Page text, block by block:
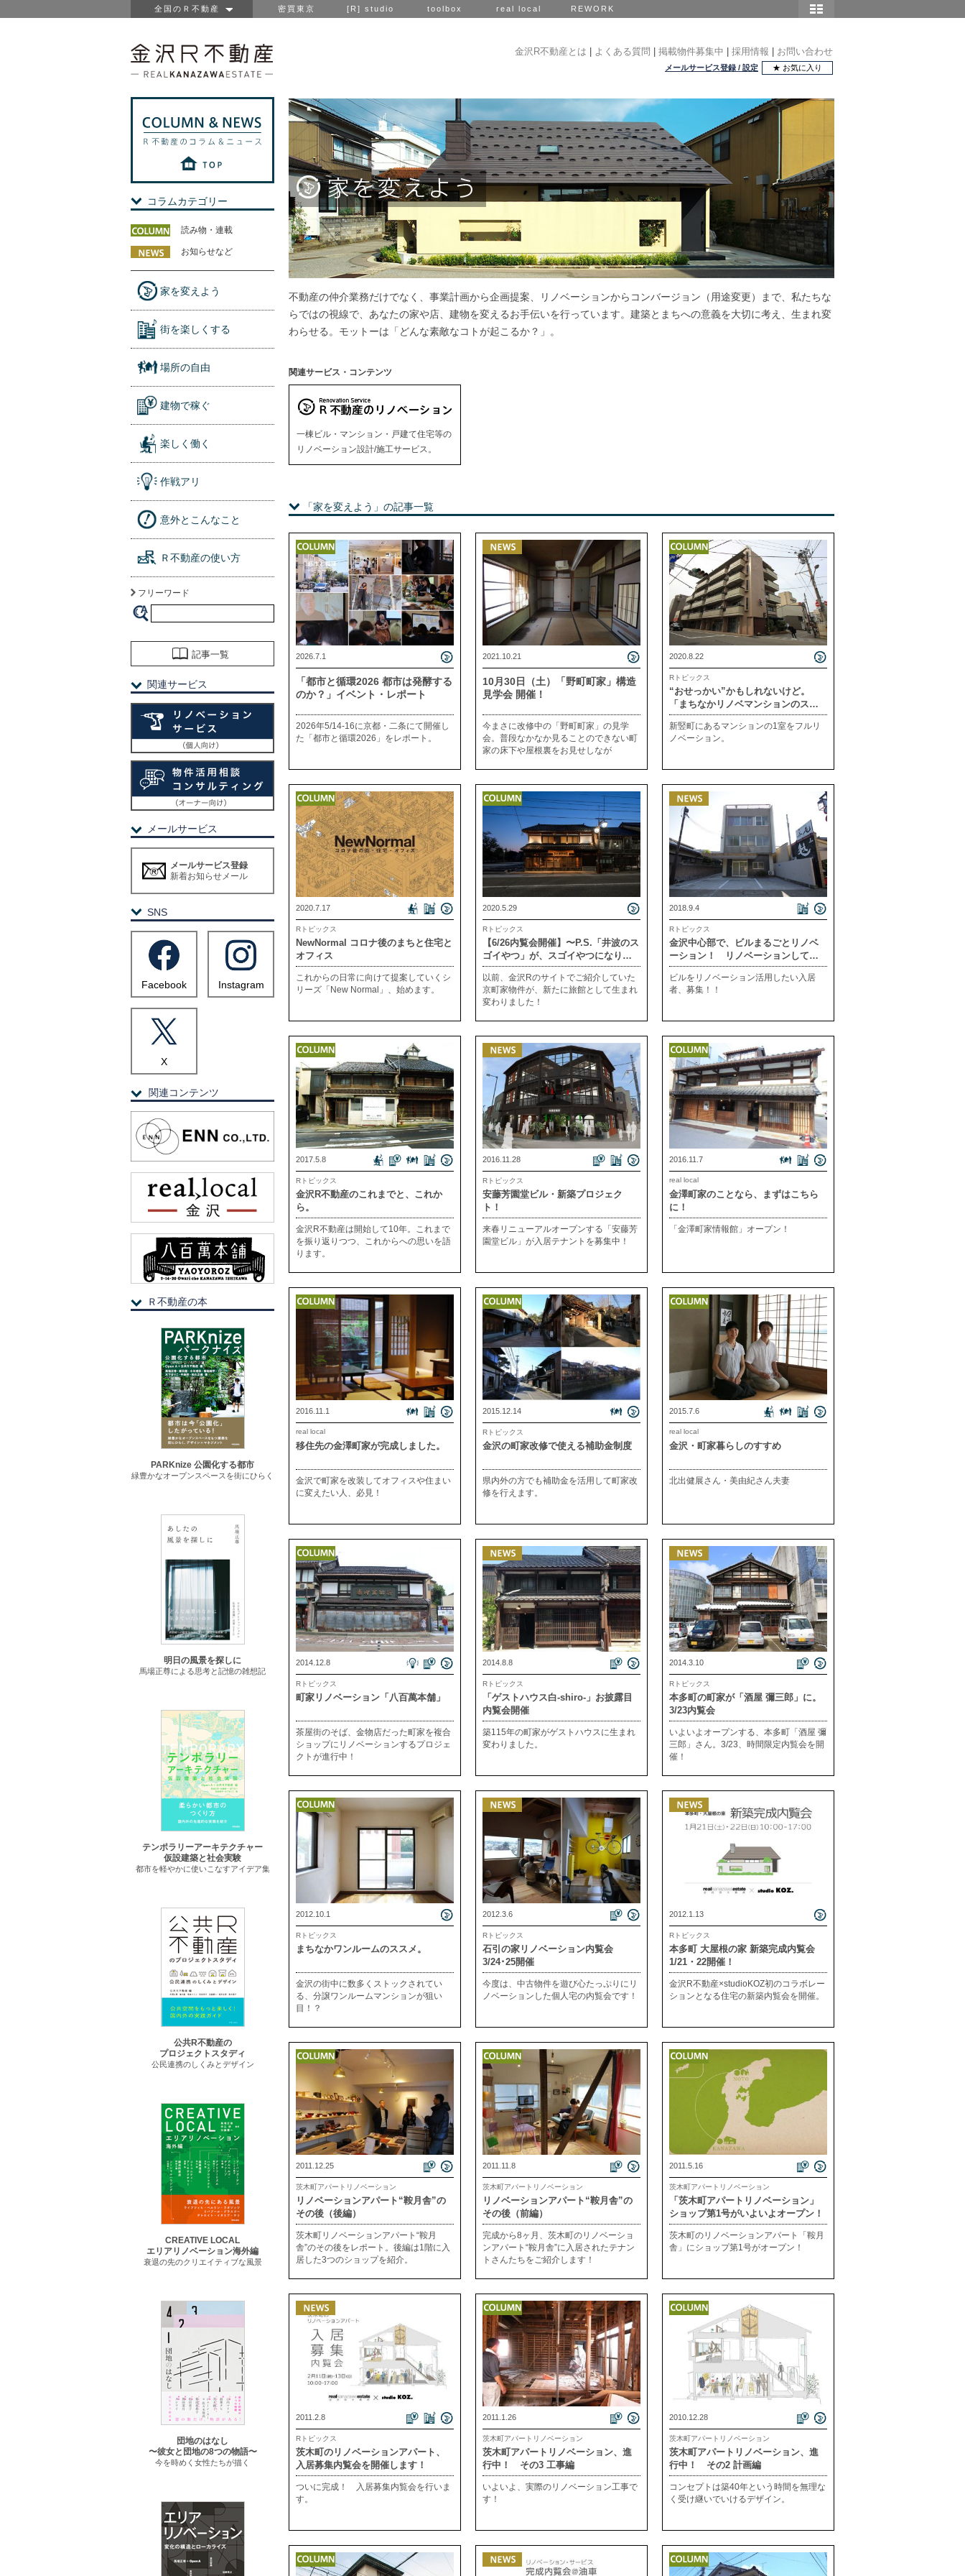
全国のＲ不動産 密買東京 [R] studio toolbox real local REWORK
金沢R不動産とは よくある質問 掲載物件募集中 採用情報 お問い合わせ
メールサービス登録 / 設定 ★ お気に入り
不動産の仲介業務だけでなく、事業計画から企画提案、リノベーションからコンバージョン（用途変更）まで、私たちな
らではの視線で、あなたの家や店、建物を変えるお手伝いを行っています。建築とまちへの意義を大切に考え、生まれ変
わらせる。モットーは「どんな素敵なコトが起こるか？」。
関連サービス・コンテンツ
一棟ビル・マンション・戸建て住宅等の
リノベーション設計/施工サービス。
「家を変えよう」の記事一覧
2026.7.1
「都市と循環2026 都市は発酵する
のか？」イベント・レポート
2026年5/14-16に京都・二条にて開催し
た「都市と循環2026」をレポート。
2021.10.21
10月30日（土）「野町町家」構造
見学会 開催！
今まさに改修中の「野町町家」の見学
会。普段なかなか見ることのできない町
家の床下や屋根裏をお見せしなが
2020.8.22
Rトピックス
“おせっかい”かもしれないけど。
「まちなかリノベマンションのスス
メ」
新竪町にあるマンションの1室をフルリ
ノベーション。
2020.7.17
Rトピックス
NewNormal コロナ後のまちと住宅と
オフィス
これからの日常に向けて提案していくシ
リーズ「New Normal」、始めます。
2020.5.29
Rトピックス
【6/26内覧会開催】〜P.S.「井波のス
ゴイやつ」が、スゴイやつになりま
した〜
以前、金沢Rのサイトでご紹介していた
京町家物件が、新たに旅館として生まれ
変わりました！
2018.9.4
Rトピックス
金沢中心部で、ビルまるごとリノベ
ーション！ リノベーションして借
りたい方を募集！
ビルをリノベーション活用したい入居
者、募集！！
2017.5.8
Rトピックス
金沢R不動産のこれまでと、これか
ら。
金沢R不動産は開始して10年。これまで
を振り返りつつ、これからへの思いを語
ります。
2016.11.28
Rトピックス
安藤芳園堂ビル・新築プロジェク
ト！
来春リニューアルオープンする「安藤芳
園堂ビル」が入居テナントを募集中！
2016.11.7
real local
金澤町家のことなら、まずはこちら
に！
「金澤町家情報館」オープン！
2016.11.1
real local
移住先の金澤町家が完成しました。
金沢で町家を改装してオフィスや住まい
に変えたい人、必見！
2015.12.14
Rトピックス
金沢の町家改修で使える補助金制度
県内外の方でも補助金を活用して町家改
修を行えます。
2015.7.6
real local
金沢・町家暮らしのすすめ
北出健展さん・美由紀さん夫妻
2014.12.8
Rトピックス
町家リノベーション「八百萬本舗」
茶屋街のそば、金物店だった町家を複合
ショップにリノベーションするプロジェ
クトが進行中！
2014.8.8
Rトピックス
「ゲストハウス白-shiro-」お披露目
内覧会開催
築115年の町家がゲストハウスに生まれ
変わりました。
2014.3.10
Rトピックス
本多町の町家が「酒屋 彌三郎」に。
3/23内覧会
いよいよオープンする、本多町「酒屋 彌
三郎」さん。3/23、時間限定内覧会を開
催！
2012.10.1
Rトピックス
まちなかワンルームのススメ。
金沢の街中に数多くストックされてい
る、分譲ワンルームマンションが狙い
目！？
2012.3.6
Rトピックス
石引の家リノベーション内覧会
3/24･25開催
今度は、中古物件を遊び心たっぷりにリ
ノベーションした個人宅の内覧会です！
2012.1.13
Rトピックス
本多町 大屋根の家 新築完成内覧会
1/21・22開催！
金沢R不動産×studioKOZ初のコラボレー
ションとなる住宅の新築内覧会を開催。
2011.12.25
茨木町アパートリノベーション
リノベーションアパート“鞍月舎”の
その後（後編）
茨木町リノベーションアパート“鞍月
舎”のその後をレポート。後編は1階に入
居した3つのショップを紹介。
2011.11.8
茨木町アパートリノベーション
リノベーションアパート“鞍月舎”の
その後（前編）
完成から8ヶ月、茨木町のリノベーショ
ンアパート“鞍月舎”に入居されたテナン
トさんたちをご紹介します！
2011.5.16
茨木町アパートリノベーション
「茨木町アパートリノベーション」
ショップ第1号がいよいよオープン！
茨木町のリノベーションアパート「鞍月
舎」にショップ第1号がオープン！
2011.2.8
Rトピックス
茨木町のリノベーションアパート、
入居募集内覧会を開催します！
ついに完成！ 入居募集内覧会を行いま
す。
2011.1.26
茨木町アパートリノベーション
茨木町アパートリノベーション、進
行中！ その3 工事編
いよいよ、実際のリノベーション工事で
す！
2010.12.28
茨木町アパートリノベーション
茨木町アパートリノベーション、進
行中！ その2 計画編
コンセプトは築40年という時間を無理な
く受け継いでいけるデザイン。
コラムカテゴリー
読み物・連載
お知らせなど
家を変えよう
街を楽しくする
場所の自由
建物で稼ぐ
楽しく働く
作戦アリ
意外とこんなこと
Ｒ不動産の使い方
フリーワード
記事一覧
関連サービス
メールサービス
メールサービス登録
新着お知らせメール
SNS
Facebook Instagram
X
関連コンテンツ
Ｒ不動産の本
PARKnize 公園化する都市
緑豊かなオープンスペースを街にひらく
明日の風景を探しに
馬場正尊による思考と記憶の雑想記
テンポラリーアーキテクチャー
仮設建築と社会実験
都市を軽やかに使いこなすアイデア集
公共R不動産の
プロジェクトスタディ
公民連携のしくみとデザイン
CREATIVE LOCAL
エリアリノベーション海外編
衰退の先のクリエイティブな風景
団地のはなし
〜彼女と団地の8つの物語〜
今を時めく女性たちが描く